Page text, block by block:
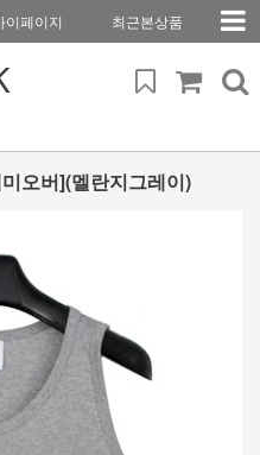
이페이지 최근본상품
오버](멜란지그레이)